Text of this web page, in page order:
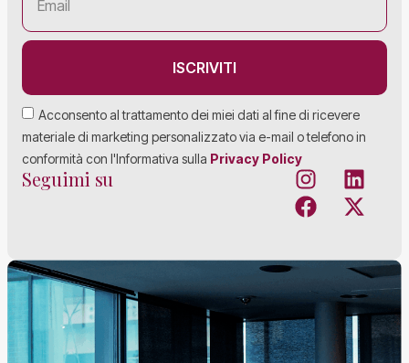
Acconsento al trattamento dei miei dati al fine di ricevere
materiale di marketing personalizzato via e-mail o telefono in
conformità con l'Informativa sulla Privacy Policy
ISCRIVITI
Seguimi su